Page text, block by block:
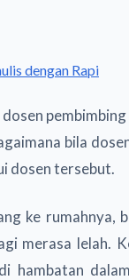
dengan Rapi
bila
dosen tersebut.
ke rumahnya,
merasa lelah.
hambatan